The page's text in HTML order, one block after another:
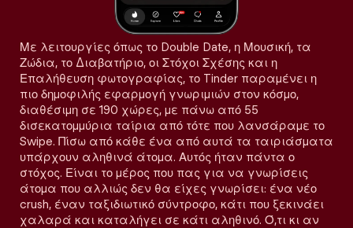
Με λειτουργίες όπως το Double Date, η Μουσική, τα
Ζώδια, το Διαβατήριο, οι Στόχοι Σχέσης και η
Επαλήθευση φωτογραφίας, το Tinder παραμένει η
πιο δημοφιλής εφαρμογή γνωριμιών στον κόσμο,
διαθέσιμη σε 190 χώρες, με πάνω από 55
δισεκατομμύρια ταίρια από τότε που λανσάραμε το
Swipe. Πίσω από κάθε ένα από αυτά τα ταιριάσματα
υπάρχουν αληθινά άτομα. Αυτός ήταν πάντα ο
στόχος. Είναι το μέρος που πας για να γνωρίσεις
άτομα που αλλιώς δεν θα είχες γνωρίσει: ένα νέο
crush, έναν ταξιδιωτικό σύντροφο, κάτι που ξεκινάει
χαλαρά και καταλήγει σε κάτι αληθινό. Ό,τι κι αν